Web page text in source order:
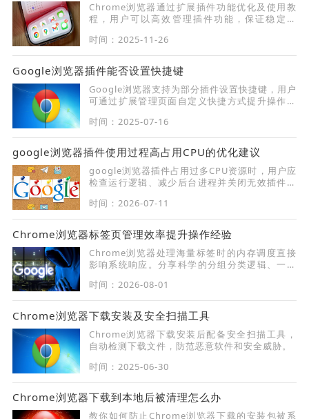
Chrome浏览器通过扩展插件功能优化及使用教
程，用户可以高效管理插件功能，保证稳定运
时间：2025-11-26
Google浏览器插件能否设置快捷键
Google浏览器支持为部分插件设置快捷键，用户
可通过扩展管理页面自定义快捷方式提升操作效
时间：2025-07-16
google浏览器插件使用过程高占用CPU的优化建议
google浏览器插件占用过多CPU资源时，用户应
检查运行逻辑、减少后台进程并关闭无效插件，
时间：2026-07-11
Chrome浏览器标签页管理效率提升操作经验
Chrome浏览器处理海量标签时的内存调度直接
影响系统响应。分享科学的分组分类逻辑、一键
杂乱的标签栏转化为清晰的任务矩阵，在释放系
统内存的同时实现工作产出的质变，告别无效的
窗口切换。
时间：2026-08-01
Chrome浏览器下载安装及安全扫描工具
Chrome浏览器下载安装后配备安全扫描工具，
自动检测下载文件，防范恶意软件和安全威胁。
时间：2025-06-30
Chrome浏览器下载到本地后被清理怎么办
教你如何防止Chrome浏览器下载的安装包被系